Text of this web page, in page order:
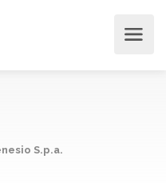
S.p.a.